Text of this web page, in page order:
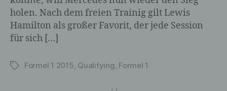
holen. Nach dem freien Trainig gilt Lewis
Hamilton als großer Favorit, der jede Session
für sich […]
Schlagwörter
Formel 1 2015, Qualifying, Formel 1